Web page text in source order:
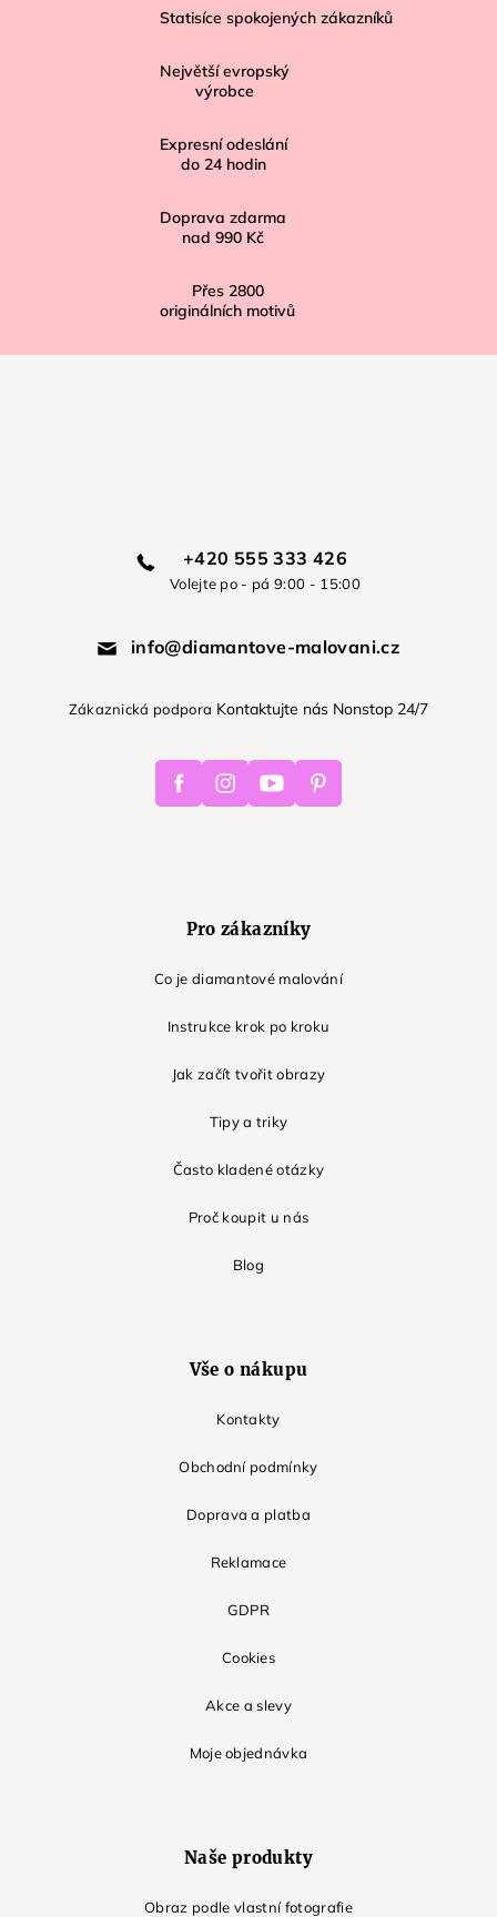
Statisíce spokojených zákazníků
Největší evropský
výrobce
Expresní odeslání
do 24 hodin
Doprava zdarma
nad 990 Kč
Přes 2800
originálních motivů
+420 555 333 426
Volejte po - pá 9:00 - 15:00
info@diamantove-malovani.cz
Zákaznická podpora Kontaktujte nás Nonstop 24/7
FacebookInstagramYoutube Pinterest
Pro zákazníky
Co je diamantové malování
Instrukce krok po kroku
Jak začít tvořit obrazy
Tipy a triky
Často kladené otázky
Proč koupit u nás
Blog
Vše o nákupu
Kontakty
Obchodní podmínky
Doprava a platba
Reklamace
GDPR
Cookies
Akce a slevy
Moje objednávka
Naše produkty
Obraz podle vlastní fotografie